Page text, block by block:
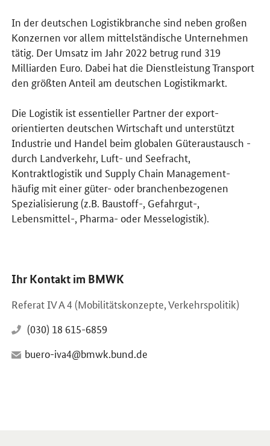
In der deutschen Logistikbranche sind neben großen
Konzernen vor allem mittelständische Unternehmen
tätig. Der Umsatz im Jahr 2022 betrug rund 319
Milliarden Euro. Dabei hat die Dienstleistung Transport
den größten Anteil am deutschen Logistikmarkt.
Die Logistik ist essentieller Partner der export-
orientierten deutschen Wirtschaft und unterstützt
Industrie und Handel beim globalen Güteraustausch -
durch Landverkehr, Luft- und Seefracht,
Kontraktlogistik und Supply Chain Management-
häufig mit einer güter- oder branchenbezogenen
Spezialisierung (z.B. Baustoff-, Gefahrgut-,
Lebensmittel-, Pharma- oder Messelogistik).
Ihr Kontakt im BMWK
Referat IV A 4 (Mobilitätskonzepte, Verkehrspolitik)
(030) 18 615-6859
buero-iva4@bmwk.bund.de